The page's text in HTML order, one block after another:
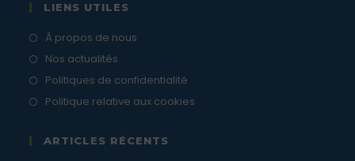
LIENS UTILES
À propos de nous
Nos actualités
Politiques de confidentialité
Politique relative aux cookies
ARTICLES RÉCENTS